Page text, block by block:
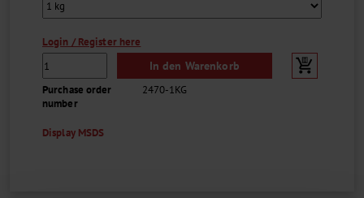
Login / Register here
In den Warenkorb
Purchase order
number
2470-1KG
Display MSDS